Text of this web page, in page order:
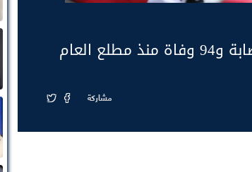
مشاركة